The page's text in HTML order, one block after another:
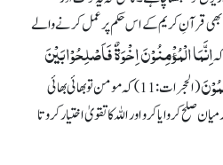
بھی قرآنِ کریم کے اس حکم پر عمل کرنے والے
اِنَّمَا الْمُؤْمِنُوْنَ اِخْوَۃٌ فَاَصْلِحُوْا بَیْنَ
(الحجرات: 11)کہ مومن تو بھائی بھائی
کروایا کرو اور اللہ کا تقویٰ اختیار کرو تا